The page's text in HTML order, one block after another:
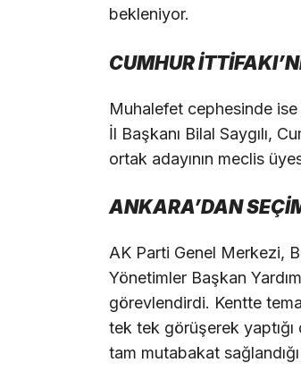
bekleniyor.
CUMHUR
Muhalefet cephesinde
İl Başkanı Bilal Saygılı,
ortak adayının meclis
ANKARA’DAN
AK Parti Genel Merkezi,
Yönetimler Başkan
görevlendirdi. Kentte
tek tek görüşerek
tam mutabakat